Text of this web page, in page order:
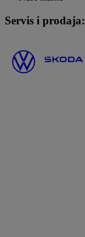
Servis i prodaja: